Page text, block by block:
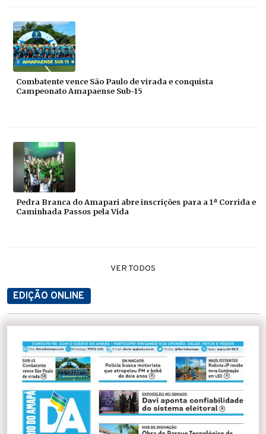
Combatente vence São Paulo de virada e conquista
Campeonato Amapaense Sub-15
Pedra Branca do Amapari abre inscrições para a 1ª Corrida e
Caminhada Passos pela Vida
VER TODOS
EDIÇÃO ONLINE